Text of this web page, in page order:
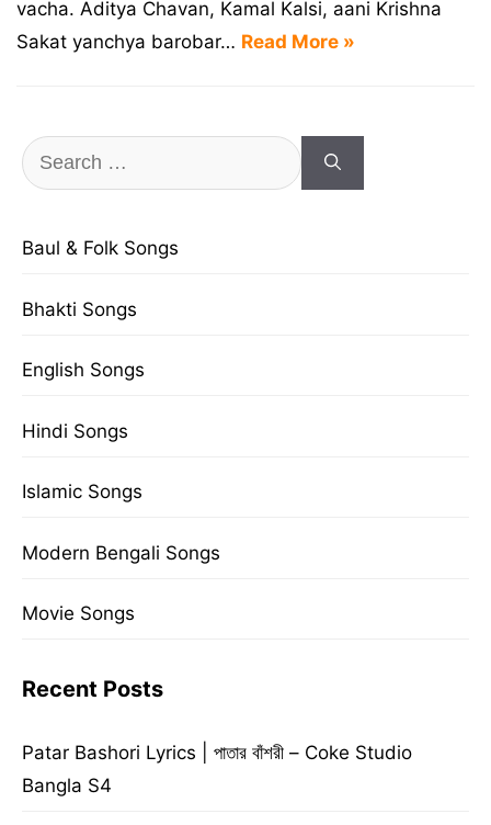
vacha. Aditya Chavan, Kamal Kalsi, aani Krishna
Sakat yanchya barobar… Read More »
Search
for:
Baul & Folk Songs
Bhakti Songs
English Songs
Hindi Songs
Islamic Songs
Modern Bengali Songs
Movie Songs
Recent Posts
Patar Bashori Lyrics | পাতার বাঁশরী – Coke Studio
Bangla S4